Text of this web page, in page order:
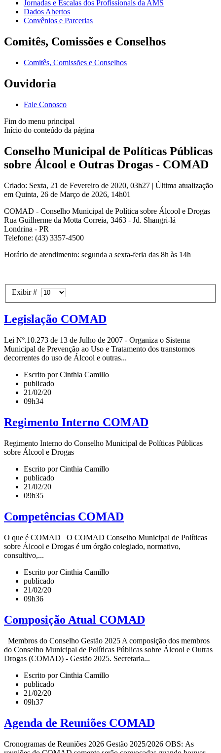
Jornadas e Escalas dos Profissionais da AMS
Dados Abertos
Convênios e Parcerias
Comitês, Comissões e Conselhos
Comitês, Comissões e Conselhos
Ouvidoria
Fale Conosco
Fim do menu principal
Início do conteúdo da página
Conselho Municipal de Políticas Públicas
sobre Álcool e Outras Drogas - COMAD
Criado: Sexta, 21 de Fevereiro de 2020, 03h27 | Última atualização
em Quinta, 26 de Março de 2026, 14h01
COMAD - Conselho Municipal de Política sobre Álcool e Drogas
Rua Guilherme da Motta Correia, 3463 - Jd. Shangri-lá
Londrina - PR
Telefone: (43) 3357-4500
Horário de atendimento: segunda a sexta-feria das 8h às 14h
Exibir #
Legislação COMAD
Lei Nº.10.273 de 13 de Julho de 2007 - Organiza o Sistema
Municipal de Prevenção ao Uso e Tratamento dos transtornos
decorrentes do uso de Álcool e outras...
Escrito por Cinthia Camillo
publicado
21/02/20
09h34
Regimento Interno COMAD
Regimento Interno do Conselho Municipal de Políticas Públicas
sobre Álcool e Drogas
Escrito por Cinthia Camillo
publicado
21/02/20
09h35
Competências COMAD
O que é COMAD O COMAD Conselho Municipal de Políticas
sobre Álcool e Drogas é um órgão colegiado, normativo,
consultivo,...
Escrito por Cinthia Camillo
publicado
21/02/20
09h36
Composição Atual COMAD
Membros do Conselho Gestão 2025 A composição dos membros
do Conselho Municipal de Políticas Públicas sobre Álcool e Outras
Drogas (COMAD) - Gestão 2025. Secretaria...
Escrito por Cinthia Camillo
publicado
21/02/20
09h37
Agenda de Reuniões COMAD
Cronogramas de Reuniões 2026 Gestão 2025/2026 OBS: As